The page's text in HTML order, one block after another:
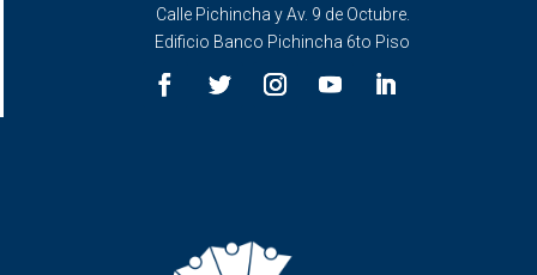
Calle Pichincha y Av. 9 de Octubre.
Edificio Banco Pichincha 6to Piso